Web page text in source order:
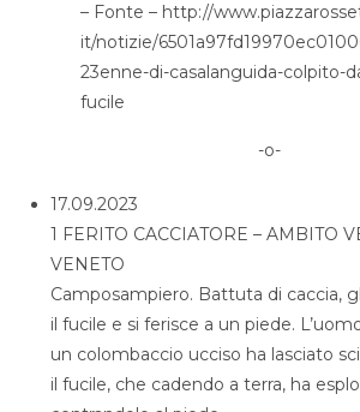
– Fonte – http://
it/notizie/
23enne-di-casalanguida-colpito-
fucile
-o-
17.09.2023
1 FERITO CACCIATORE – AMBITO
VENETO
Camposampiero. Battuta di caccia,
il fucile e si ferisce a un piede.
un colombaccio ucciso ha lasciato
il fucile, che cadendo a terra, ha